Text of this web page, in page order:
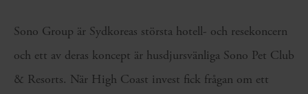
Sono Group är Sydkoreas största hotell- och resekoncern
och ett av deras koncept är husdjursvänliga Sono Pet Club
& Resorts. När High Coast invest fick frågan om ett